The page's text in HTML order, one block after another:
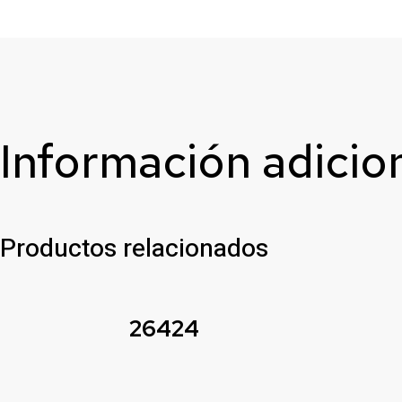
Información
Productos relacionados